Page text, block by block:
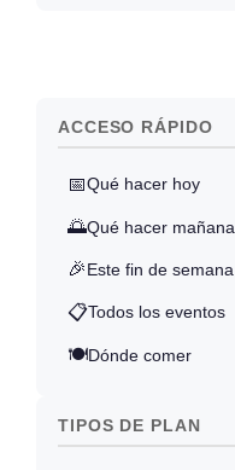
ACCESO RÁPIDO
📅Qué hacer hoy
🌅Qué hacer mañana
🎉Este fin de semana
📋Todos los eventos
🍽️Dónde comer
TIPOS DE PLAN